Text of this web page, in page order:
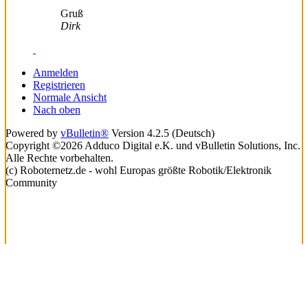
Gruß
Dirk
Anmelden
Registrieren
Normale Ansicht
Nach oben
Powered by vBulletin® Version 4.2.5 (Deutsch)
Copyright ©2026 Adduco Digital e.K. und vBulletin Solutions, Inc.
Alle Rechte vorbehalten.
(c) Roboternetz.de - wohl Europas größte Robotik/Elektronik
Community